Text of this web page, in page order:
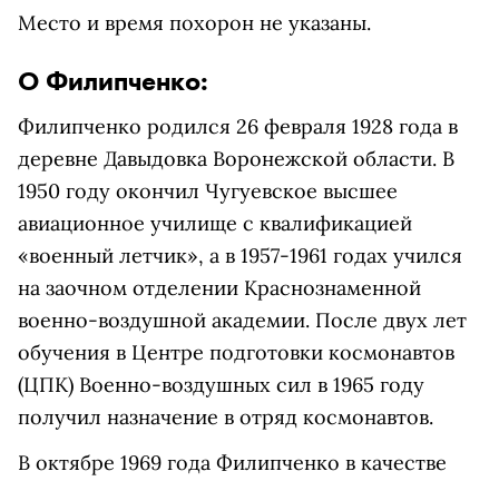
Место и время похорон не указаны.
О Филипченко:
Филипченко родился 26 февраля 1928 года в
деревне Давыдовка Воронежской области. В
1950 году окончил Чугуевское высшее
авиационное училище с квалификацией
«военный летчик», а в 1957-1961 годах учился
на заочном отделении Краснознаменной
военно-воздушной академии. После двух лет
обучения в Центре подготовки космонавтов
(ЦПК) Военно-воздушных сил в 1965 году
получил назначение в отряд космонавтов.
В октябре 1969 года Филипченко в качестве